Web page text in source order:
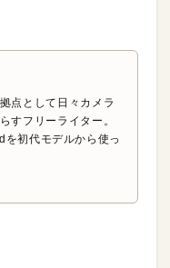
点として日々カメラ
すフリーライター。
初代モデルから使っ